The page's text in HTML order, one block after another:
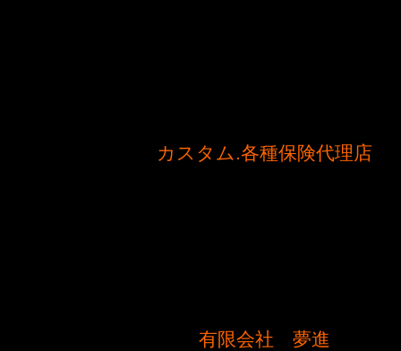
カスタム.各種保険代理店
有限会社 夢進